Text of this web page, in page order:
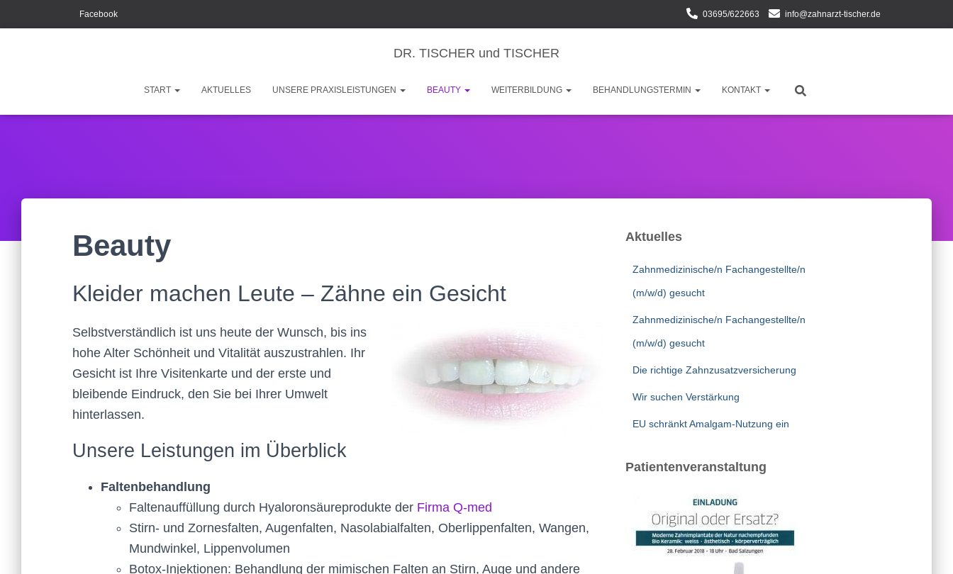
Facebook 03695/622663 info@zahnarzt-tischer.de
DR. TISCHER und TISCHER
START AKTUELLES UNSERE PRAXISLEISTUNGEN BEAUTY WEITERBILDUNG BEHANDLUNGSTERMIN KONTAKT
Beauty
Kleider machen Leute – Zähne ein Gesicht
Selbstverständlich ist uns heute der Wunsch, bis ins
hohe Alter Schönheit und Vitalität auszustrahlen. Ihr
Gesicht ist Ihre Visitenkarte und der erste und
hinterlassen.
Unsere Leistungen im Überblick
Faltenbehandlung
Faltenauffüllung durch Hyaloronsäureprodukte der
Stirn- und Zornesfalten, Augenfalten, Nasolabialfalten, Oberlippenfalten, Wangen,
Aktuelles
EU schränkt Amalgam-Nutzung ein
Patientenveranstaltung